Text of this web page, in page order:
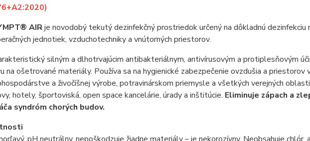
AIRje novodobý tekutý dezinfekčný prostriedok určený na dôkladnú dezinfekciu
jednotiek, vzduchotechniky a vnútorných priestorov.
silným a dlhotrvajúcim antibakteriálnym, antivírusovým a protiplesňovým
na ošetrované materiály. Používa sa na hygienické zabezpečenie ovzdušia a
a živočíšnej výrobe, potravinárskom priemysle a všetkých verejných
hotely, športoviská, open space kancelárie, úrady a inštitúcie. Eliminuje zápach a
syndróm chorých budov.